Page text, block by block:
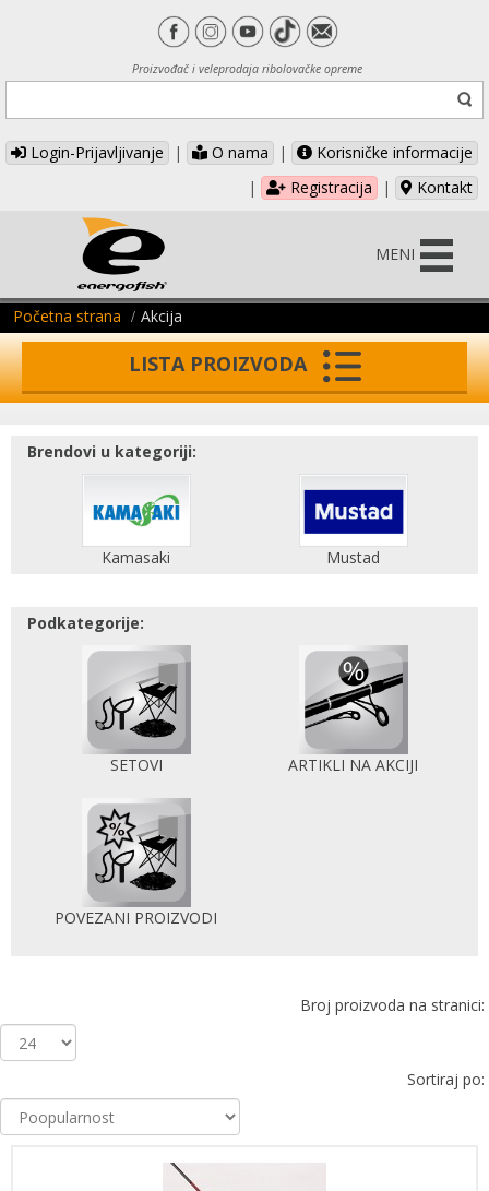
Proizvođač i veleprodaja ribolovačke opreme
Login-Prijavljivanje | O nama |
Korisničke informacije
|
Registracija | Kontakt
MENI
Početna strana Akcija
LISTA PROIZVODA
Brendovi u kategoriji:
Kamasaki Mustad
Podkategorije:
SETOVI ARTIKLI NA AKCIJI
POVEZANI PROIZVODI
Broj proizvoda na stranici:
Sortiraj po: